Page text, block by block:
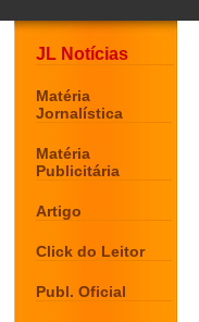
JL Notícias
Matéria
Jornalística
Matéria
Publicitária
Artigo
Click do Leitor
Publ. Oficial